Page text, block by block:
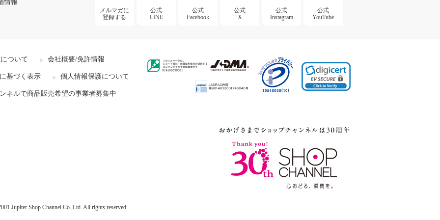
情報
メルマガに
登録する
公式
LINE
公式
Facebook
公式
X
公式
Instagram
公式
YouTube
ついて 会社概要/免許情報
基づく表示 個人情報保護について
ネルで商品販売希望の事業者募集中
Jupiter Shop Channel Co.,Ltd. All rights reserved.